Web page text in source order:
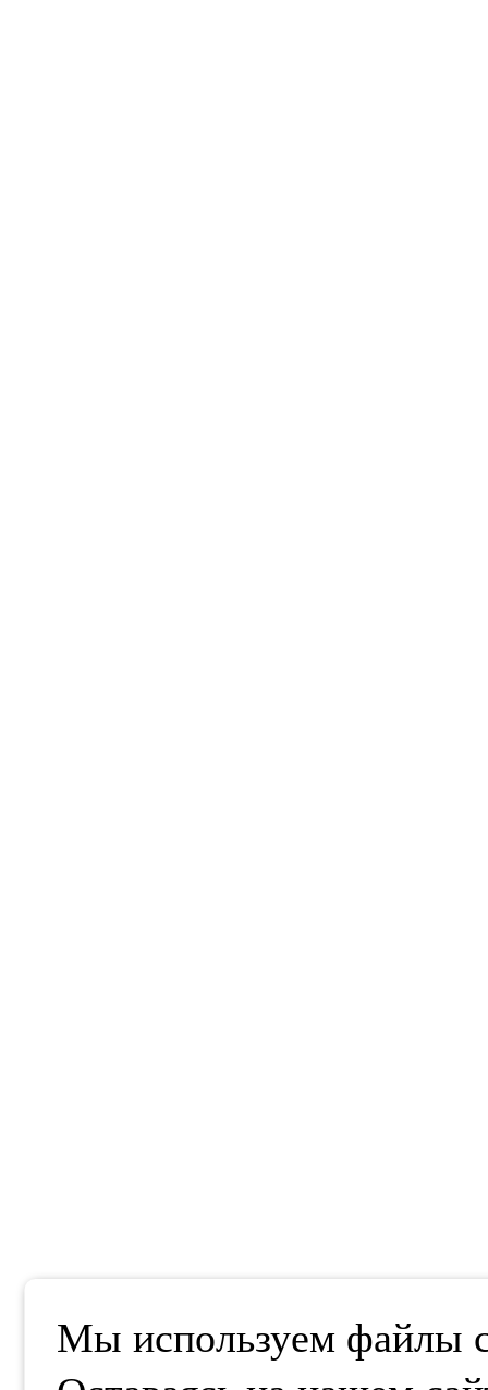
Мы используем файлы